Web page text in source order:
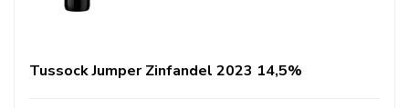
Tussock Jumper Zinfandel 2023 14,5%